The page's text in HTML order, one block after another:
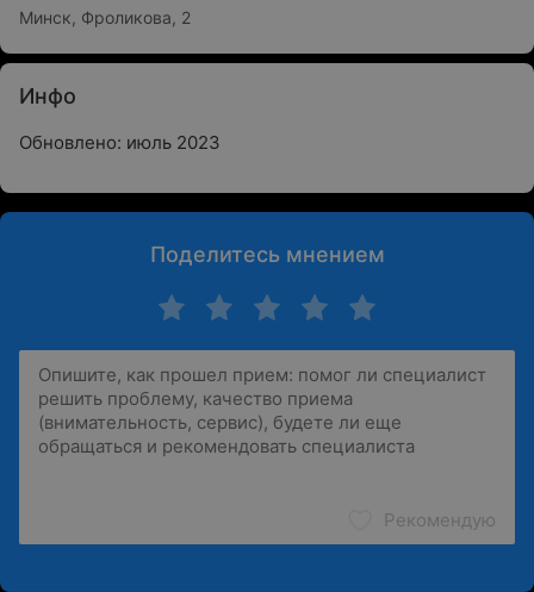
Минск, Фроликова, 2
Инфо
Обновлено: июль 2023
Поделитесь мнением
Рекомендую